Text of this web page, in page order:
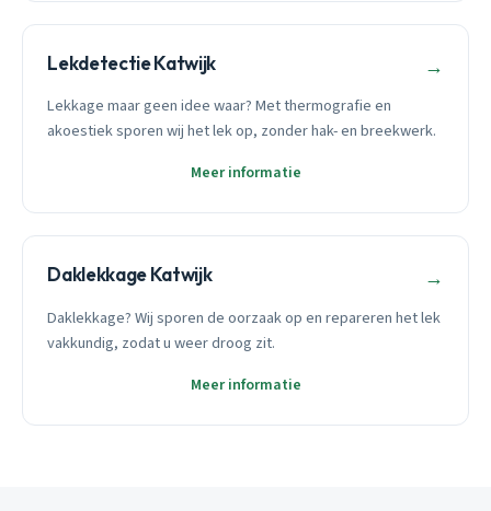
Lekdetectie Katwijk →
Lekkage maar geen idee waar? Met thermografie en
akoestiek sporen wij het lek op, zonder hak- en breekwerk.
Meer informatie
Daklekkage Katwijk →
Daklekkage? Wij sporen de oorzaak op en repareren het lek
vakkundig, zodat u weer droog zit.
Meer informatie